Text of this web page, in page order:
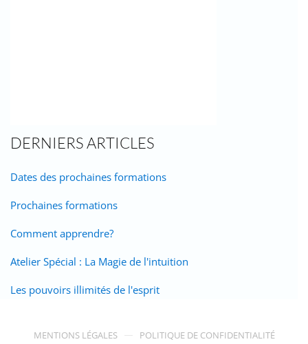
DERNIERS ARTICLES
Dates des prochaines formations
Prochaines formations
Comment apprendre?
Atelier Spécial : La Magie de l'intuition
Les pouvoirs illimités de l'esprit
MENTIONS LÉGALES POLITIQUE DE CONFIDENTIALITÉ